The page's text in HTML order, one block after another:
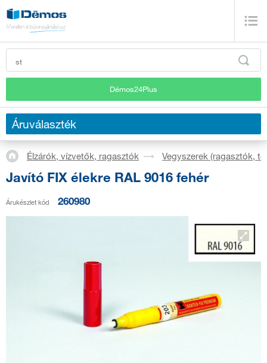
Démos24Plus
Áruválaszték
Élzárók, vízvetők, ragasztók Vegyszerek (ragasztók,
Javító FIX élekre RAL 9016 fehér
Árukészlet kód 260980